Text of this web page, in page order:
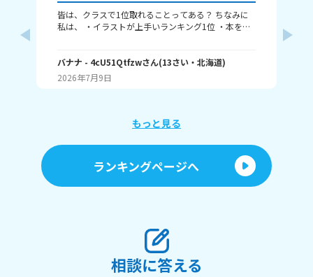
皆は、クラスで1位取れることってある？ ちなみに
私は、 ・イラストが上手いランキング1位 ・本を読
ングで1位取れる？ 書いてくれたら嬉しいです！ じ
ゃね。
バナナ - 4cU51Qtfzwさん(13さい・ 北海道)
2026年7月9日
もっと見る
ランキングページへ
相談に答える